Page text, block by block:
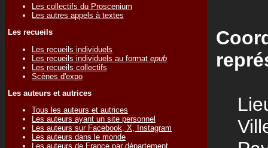
Les collectifs du Proscenium
Les autres appels à textes
Les recueils
Les recueils individuels
Les recueils individuels au format epub
Les recueils collectifs
Scènes d'expo
Les auteurs et autrices
Tous les auteurs et autrices
Les auteurs ayant un site personnel
Les auteurs sur Facebook, X, Instagram
Les auteurs dans le monde
Les auteurs de France par département